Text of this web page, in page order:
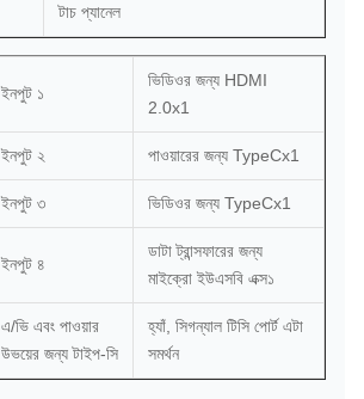
টাচ প্যানেল
ইনপুট ১
ভিডিওর জন্য HDMI
2.0x1
ইনপুট ২ পাওয়ারের জন্য TypeCx1
ইনপুট ৩ ভিডিওর জন্য TypeCx1
ইনপুট ৪
ডাটা ট্রান্সফারের জন্য
মাইক্রো ইউএসবি এক্স১
এ/ভি এবং পাওয়ার
উভয়ের জন্য টাইপ-সি
হ্যাঁ, সিগন্যাল টিসি পোর্ট এটা
সমর্থন